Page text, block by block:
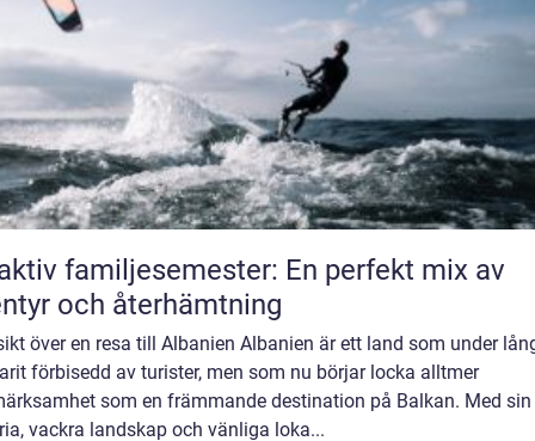
familjesemester: En perfekt mix av
och återhämtning
över en resa till Albanien Albanien är ett land som under
förbisedd av turister, men som nu börjar locka alltmer
som en främmande destination på Balkan. Med
vackra landskap och vänliga loka...